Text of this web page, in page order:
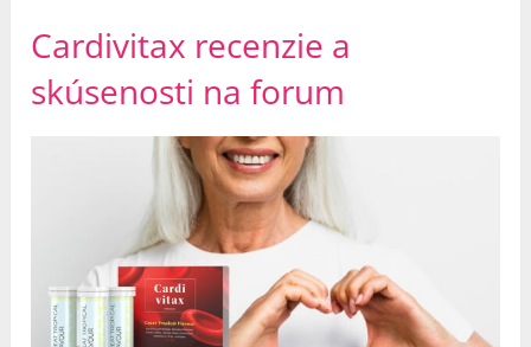
Cardivitax recenzie a
skúsenosti na forum